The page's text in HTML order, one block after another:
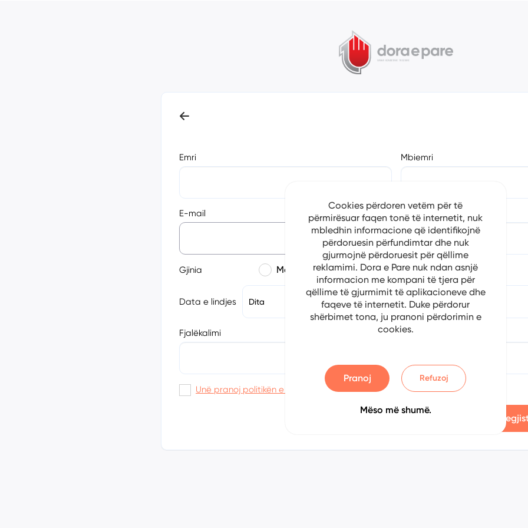
Emri Mbiemri
E-mail Numri i Telefonit
Gjinia Mashkull Femër
Data e lindjes Dita Muaji
Fjalëkalimi Konfirmoni fjalëkalimin
Unë pranoj politikën e privatësisë
Cookies përdoren vetëm për të
përmirësuar faqen tonë të internetit, nuk
mbledhin informacione që identifikojnë
përdoruesin përfundimtar dhe nuk
gjurmojnë përdoruesit për qëllime
reklamimi. Dora e Pare nuk ndan asnjë
informacion me kompani të tjera për
qëllime të gjurmimit të aplikacioneve dhe
faqeve të internetit. Duke përdorur
shërbimet tona, ju pranoni përdorimin e
cookies.
Pranoj Refuzoj
Mëso më shumë.